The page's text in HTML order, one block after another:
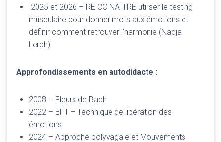
2025 et 2026 – RE CO NAITRE utiliser le testing
musculaire pour donner mots aux émotions et
définir comment retrouver l’harmonie (Nadja
Lerch)
Approfondissements en autodidacte :
2008 – Fleurs de Bach
2022 – EFT – Technique de libération des
émotions
2024 – Approche polyvagale et Mouvements